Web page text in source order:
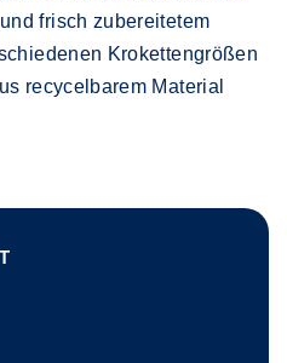
frisch zubereitetem
Krokettengrößen
recycelbarem Material